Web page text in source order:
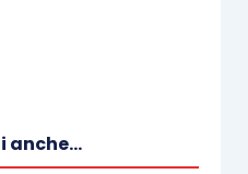
dellatardività della
anche...